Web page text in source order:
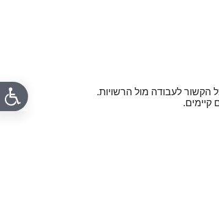
הקשור לעבודה מול הרשויות.
קיימים.